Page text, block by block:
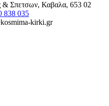
& Σπετσων, Καβαλα, 653 02
838 035
kirki.gr